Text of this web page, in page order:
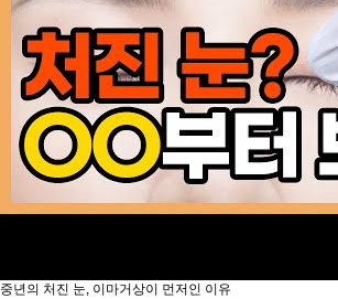
중년의 처진 눈, 이마거상이 먼저인 이유